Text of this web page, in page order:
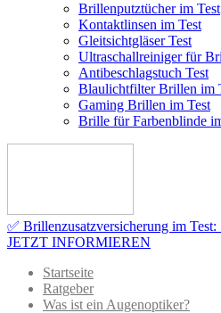
Brillenputztücher im Test
Kontaktlinsen im Test
Gleitsichtgläser Test
Ultraschallreiniger für
Antibeschlagstuch Test
Blaulichtfilter Brillen im
Gaming Brillen im Test
Brille für Farbenblinde
✅ Brillenzusatzversicherung im
JETZT INFORMIEREN
Startseite
Ratgeber
Was ist ein Augenoptiker?